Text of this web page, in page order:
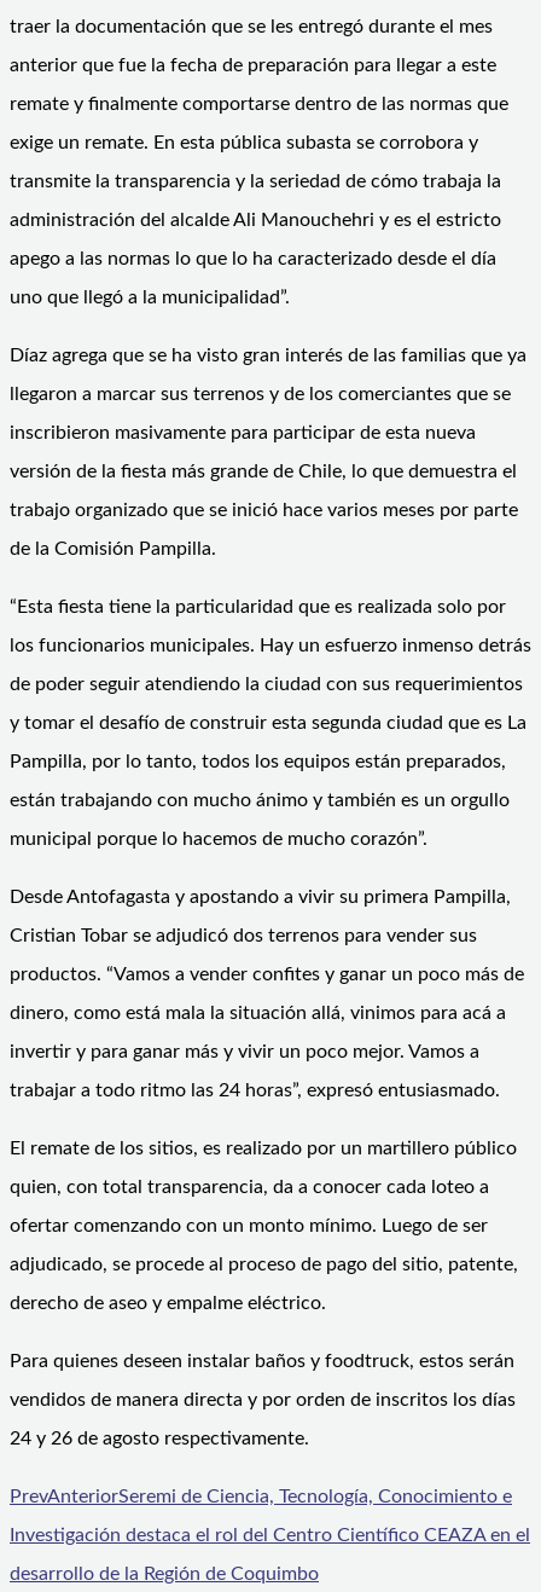
traer la documentación que se les entregó durante el mes
anterior que fue la fecha de preparación para llegar a este
remate y finalmente comportarse dentro de las normas que
exige un remate. En esta pública subasta se corrobora y
transmite la transparencia y la seriedad de cómo trabaja la
administración del alcalde Ali Manouchehri y es el estricto
apego a las normas lo que lo ha caracterizado desde el día
uno que llegó a la municipalidad”.
Díaz agrega que se ha visto gran interés de las familias que ya
llegaron a marcar sus terrenos y de los comerciantes que se
inscribieron masivamente para participar de esta nueva
versión de la fiesta más grande de Chile, lo que demuestra el
trabajo organizado que se inició hace varios meses por parte
de la Comisión Pampilla.
“Esta fiesta tiene la particularidad que es realizada solo por
los funcionarios municipales. Hay un esfuerzo inmenso detrás
de poder seguir atendiendo la ciudad con sus requerimientos
y tomar el desafío de construir esta segunda ciudad que es La
Pampilla, por lo tanto, todos los equipos están preparados,
están trabajando con mucho ánimo y también es un orgullo
municipal porque lo hacemos de mucho corazón”.
Desde Antofagasta y apostando a vivir su primera Pampilla,
Cristian Tobar se adjudicó dos terrenos para vender sus
productos. “Vamos a vender confites y ganar un poco más de
dinero, como está mala la situación allá, vinimos para acá a
invertir y para ganar más y vivir un poco mejor. Vamos a
trabajar a todo ritmo las 24 horas”, expresó entusiasmado.
El remate de los sitios, es realizado por un martillero público
quien, con total transparencia, da a conocer cada loteo a
ofertar comenzando con un monto mínimo. Luego de ser
adjudicado, se procede al proceso de pago del sitio, patente,
derecho de aseo y empalme eléctrico.
Para quienes deseen instalar baños y foodtruck, estos serán
vendidos de manera directa y por orden de inscritos los días
24 y 26 de agosto respectivamente.
PrevAnteriorSeremi de Ciencia, Tecnología, Conocimiento e
Investigación destaca el rol del Centro Científico CEAZA en el
desarrollo de la Región de Coquimbo